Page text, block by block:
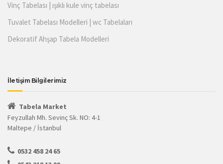
Vinç Tabelası | ışıklı kule vinç tabelası
Tuvalet Tabelası Modelleri | wc Tabelaları
Dekoratif Ahşap Tabela Modelleri
İletişim Bilgilerimiz
Tabela Market
Feyzullah Mh. Sevinç Sk. NO: 4-1
Maltepe / İstanbul
0532 458 24 65